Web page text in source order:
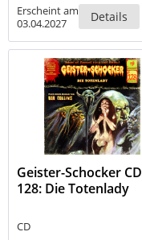
Erscheint am
03.04.2027
Details
Geister-Schocker CD
128: Die Totenlady
CD